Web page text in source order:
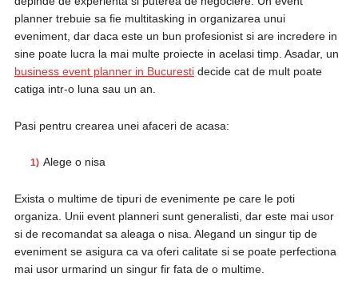
planner trebuie sa fie multitasking in organizarea unui
eveniment, dar daca este un bun profesionist si are incredere in
sine poate lucra la mai multe proiecte in acelasi timp. Asadar, un
business event planner in Bucurestidecide cat de mult poate
catiga intr-o luna sau un an.
Pasi pentru crearea unei afaceri de acasa:
Alege o nisa
Exista o multime de tipuri de evenimente pe care le poti
organiza. Unii event planneri sunt generalisti, dar este mai usor
si de recomandat sa aleaga o nisa. Alegand un singur tip de
eveniment se asigura ca va oferi calitate si se poate perfectiona
mai usor urmarind un singur fir fata de o multime.